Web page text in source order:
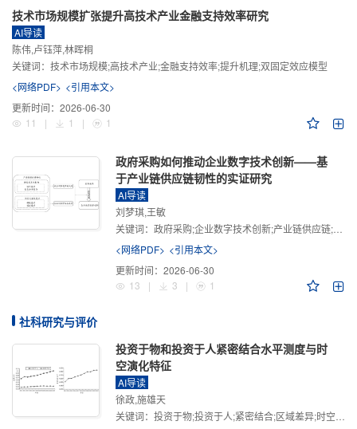
技术市场规模扩张提升高技术产业金融支持效率研究
AI导读
陈伟,卢钰萍,林晖桐
关键词： 技术市场规模;高技术产业;金融支持效率;提升机理;双固定效应模型
<网络PDF> <引用本文>
更新时间： 2026-06-30
11
| 1 | 1
政府采购如何推动企业数字技术创新——基
于产业链供应链韧性的实证研究
AI导读
刘梦琪,王敏
关键词： 政府采购;企业数字技术创新;产业链供应链;产业链供应链韧性;需求侧财政政策
<网络PDF> <引用本文>
更新时间： 2026-06-30
13
| 3 | 1
社科研究与评价
投资于物和投资于人紧密结合水平测度与时
空演化特征
AI导读
徐政,施雄天
关键词： 投资于物;投资于人;紧密结合;区域差异;时空演化